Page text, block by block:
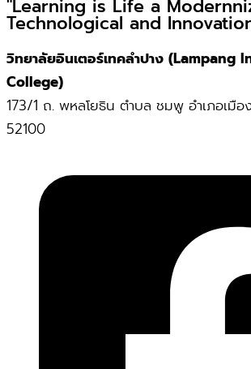
"Learning is Life a
Technological and
วิทยาลัยอินเตอร์เทคลำปาง (Lampang
College)
173/1 ถ. พหลโยธิน ตำบล ชมพู อำเภอเมือ
52100